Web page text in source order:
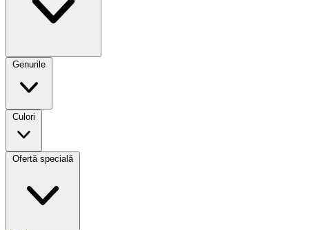
Genurile
Culori
Ofertă specială